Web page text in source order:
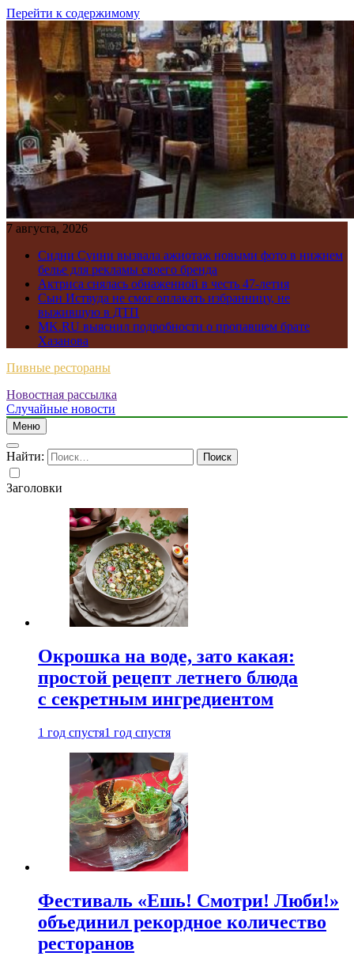
Перейти к содержимому
7 августа, 2026
Сидни Суини вызвала ажиотаж новыми фото в нижнем
белье для рекламы своего бренда
Актриса снялась обнаженной в честь 47-летия
Сын Иствуда не смог оплакать избранницу, не
выжившую в ДТП
MK.RU выяснил подробности о пропавшем брате
Хазанова
Пивные рестораны
Новостная рассылка
Случайные новости
Меню
Найти:
Заголовки
Окрошка на воде, зато какая:
простой рецепт летнего блюда
с секретным ингредиентом
1 год спустя1 год спустя
Фестиваль «Ешь! Смотри! Люби!»
объединил рекордное количество
ресторанов